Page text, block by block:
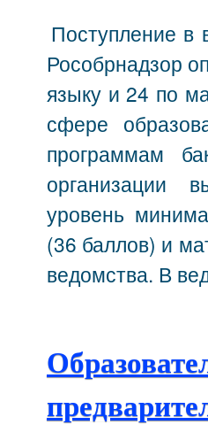
Поступление в
Рособрнадзор
языку и 24 по
сфере
программам
организации
уровень
(36 баллов) и
ведомства. В